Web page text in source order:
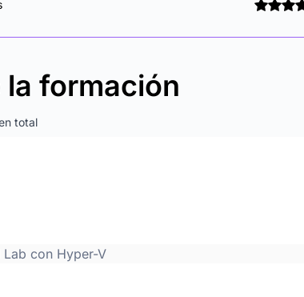
formación
total
con Hyper-V